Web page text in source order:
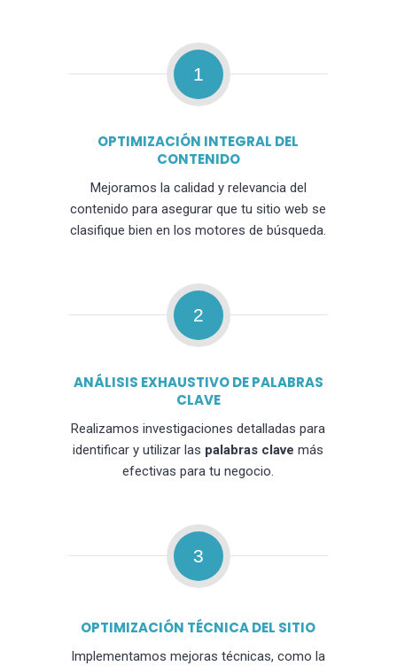
1
OPTIMIZACIÓN INTEGRAL DEL
CONTENIDO
Mejoramos la calidad y relevancia del
contenido para asegurar que tu sitio web se
clasifique bien en los motores de búsqueda.
2
ANÁLISIS EXHAUSTIVO DE PALABRAS
CLAVE
Realizamos investigaciones detalladas para
identificar y utilizar las palabras clave más
efectivas para tu negocio.
3
OPTIMIZACIÓN TÉCNICA DEL SITIO
Implementamos mejoras técnicas, como la